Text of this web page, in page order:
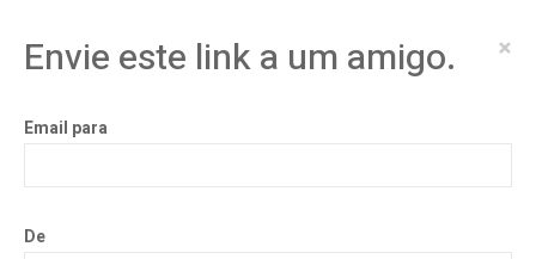
Envie este link a um amigo. ×
Email para
De